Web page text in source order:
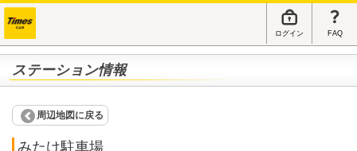
ログイン FAQ
ステーション情報
周辺地図に戻る
みたけ駐車場